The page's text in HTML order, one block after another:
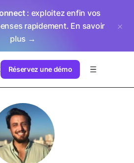
: exploitez enfin vos
rapidement. En savoir
plus →
Réservez une démo